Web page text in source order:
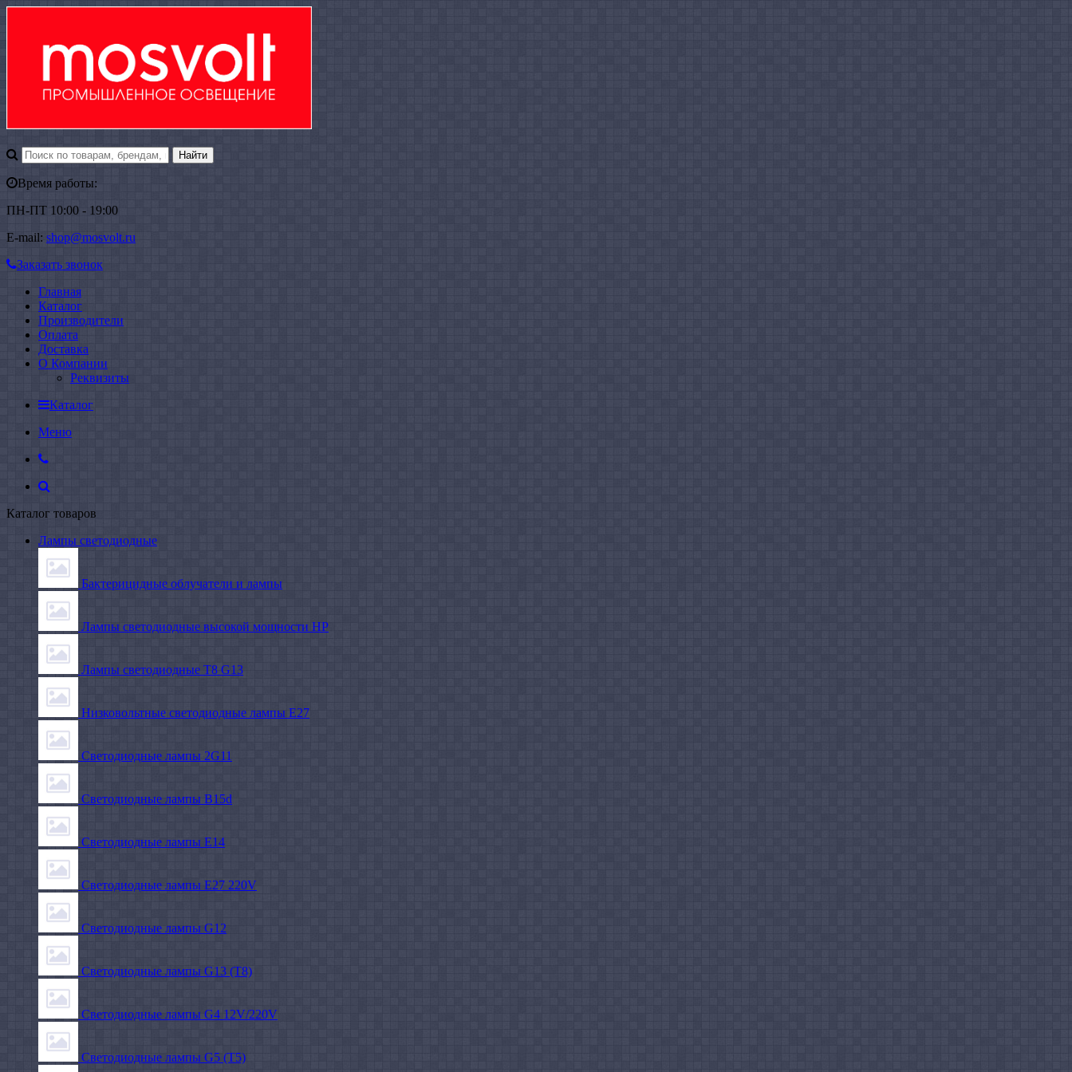
Время работы:
ПН-ПТ 10:00 - 19:00
E-mail: shop@mosvolt.ru
Заказать звонок
Главная
Каталог
Производители
Оплата
Доставка
О Компании
Реквизиты
Каталог
Меню
Каталог товаров
Лампы светодиодные
Бактерицидные облучатели и лампы
Лампы светодиодные высокой мощности HP
Лампы светодиодные Т8 G13
Низковольтные светодиодные лампы E27
Светодиодные лампы 2G11
Светодиодные лампы B15d
Светодиодные лампы E14
Светодиодные лампы E27 220V
Светодиодные лампы G12
Светодиодные лампы G13 (T8)
Светодиодные лампы G4 12V/220V
Светодиодные лампы G5 (T5)